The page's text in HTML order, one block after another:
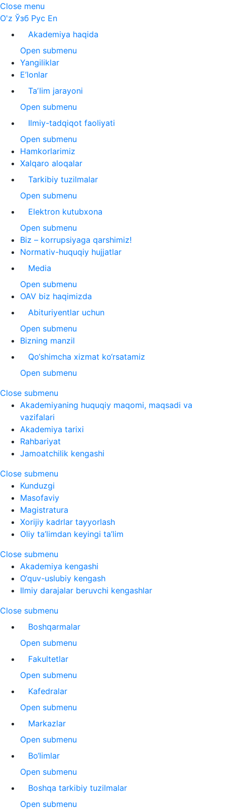
Close menu
O'z Ўзб Рус En
Akademiya haqida
Open submenu
Yangiliklar
E’lonlar
Taʼlim jarayoni
Open submenu
Ilmiy-tadqiqot faoliyati
Open submenu
Hamkorlarimiz
Xalqaro aloqalar
Tarkibiy tuzilmalar
Open submenu
Elektron kutubxona
Open submenu
Biz – korrupsiyaga qarshimiz!
Normativ-huquqiy hujjatlar
Media
Open submenu
OAV biz haqimizda
Abituriyentlar uchun
Open submenu
Bizning manzil
Qo‘shimcha xizmat ko‘rsatamiz
Open submenu
Close submenu
Akademiyaning huquqiy maqomi, maqsadi va
vazifalari
Akademiya tarixi
Rahbariyat
Jamoatchilik kengashi
Close submenu
Kunduzgi
Masofaviy
Magistratura
Xorijiy kadrlar tayyorlash
Oliy ta’limdan keyingi ta’lim
Close submenu
Akademiya kengashi
O‘quv-uslubiy kengash
Ilmiy darajalar beruvchi kengashlar
Close submenu
Boshqarmalar
Open submenu
Fakultetlar
Open submenu
Kafedralar
Open submenu
Markazlar
Open submenu
Bo‘limlar
Open submenu
Boshqa tarkibiy tuzilmalar
Open submenu